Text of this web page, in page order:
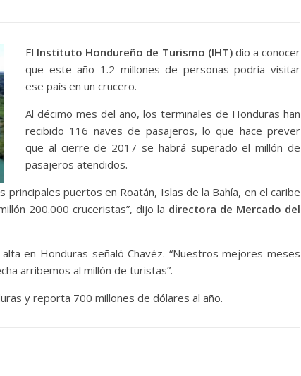
El Instituto Hondureño de Turismo (IHT) dio a conocer
que este año 1.2 millones de personas podría visitar
ese país en un crucero.
Al décimo mes del año, los terminales de Honduras han
recibido 116 naves de pasajeros, lo que hace prever
que al cierre de 2017 se habrá superado el millón de
pasajeros atendidos.
principales puertos en Roatán, Islas de la Bahía, en el caribe
200.000 cruceristas”, dijo la directora de Mercado del
en Honduras señaló Chavéz. “Nuestros mejores meses
arribemos al millón de turistas”.
y reporta 700 millones de dólares al año.